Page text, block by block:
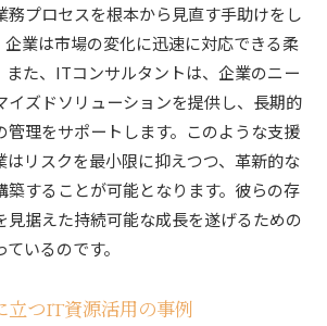
務プロセスを根本から見直す手助けをし
企業は市場の変化に迅速に対応できる柔
また、ITコンサルタントは、企業のニー
イズドソリューションを提供し、長期的
管理をサポートします。このような支援
はリスクを最小限に抑えつつ、革新的な
築することが可能となります。彼らの存
見据えた持続可能な成長を遂げるための
いるのです。
立つIT資源活用の事例